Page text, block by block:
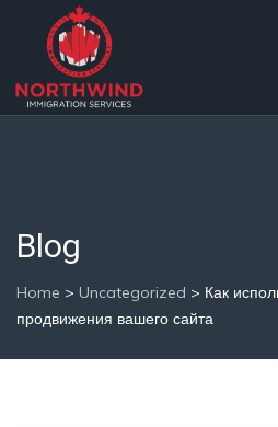
Blog
Home > Uncategorized > Как
продвижения вашего сайта